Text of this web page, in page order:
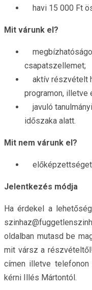
havi 15 000 Ft
Mit várunk el?
csapatszellemet;
aktív részvételt
programon, illetve
javuló
időszaka alatt.
Mit nem várunk el?
előképzettséget,
Jelentkezés módja
Ha érdekel a
oldalban mutasd be
mit vársz a
címen illetve telefonon
kérni Illés Mártontól.